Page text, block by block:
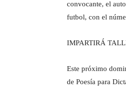
convocante, el
futbol, con el
IMPARTIRÁ
Este próximo
de Poesía para